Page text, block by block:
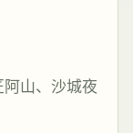
山、沙城夜